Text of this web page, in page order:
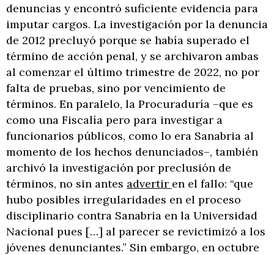
denuncias y encontró suficiente evidencia para
imputar cargos. La investigación por la denuncia
de 2012 precluyó porque se había superado el
término de acción penal, y se archivaron ambas
al comenzar el último trimestre de 2022, no por
falta de pruebas, sino por vencimiento de
términos. En paralelo, la Procuraduría –que es
como una Fiscalía pero para investigar a
funcionarios públicos, como lo era Sanabria al
momento de los hechos denunciados–, también
archivó la investigación por preclusión de
términos, no sin antes advertir en el fallo: “que
hubo posibles irregularidades en el proceso
disciplinario contra Sanabria en la Universidad
Nacional pues […] al parecer se revictimizó a los
jóvenes denunciantes.” Sin embargo, en octubre